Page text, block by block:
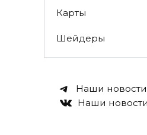
Карты
Шейдеры
Наши
Наши